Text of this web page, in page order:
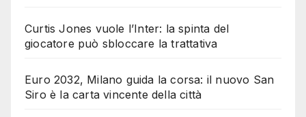
Curtis Jones vuole l’Inter: la spinta del
giocatore può sbloccare la trattativa
Euro 2032, Milano guida la corsa: il nuovo San
Siro è la carta vincente della città